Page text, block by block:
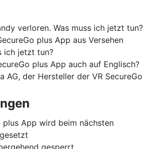
verloren. Was muss ich jetzt tun?
plus App aus Versehen
ich jetzt tun?
plus App auch auf Englisch?
AG, der Hersteller der VR SecureGo
plus App wird beim nächsten
gesperrt